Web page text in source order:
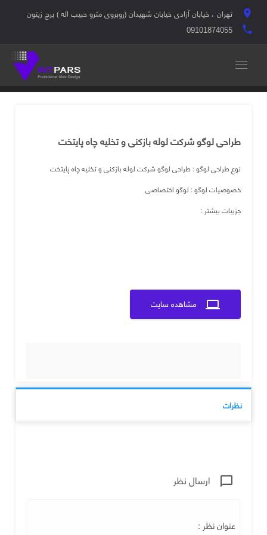
location_on تهران ، خیابان آزادی خیابان شهیدان (روبروی مترو حبیب اله ) برج زیتون
local_phone
09101874055
طراحی لوگو شرکت لوله بازکنی و تخلیه چاه پایتخت
نوع طراحی لوگو : طراحی لوگو شرکت لوله بازکنی و تخلیه چاه پایتخت
خصوصیات لوگو : لوگو اختصاصی
جزییات بیشتر :
computer مشاهده سایت
نظرات
chat_bubble_outline ارسال نظر
عنوان نظر :